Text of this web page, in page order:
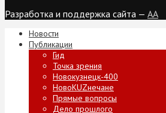
Разработка и поддержка сайта — AA
Новости
Публикации
Гид
Точка зрения
Новокузнецк-400
НовоKUZнечане
Прямые вопросы
Дело прошлого